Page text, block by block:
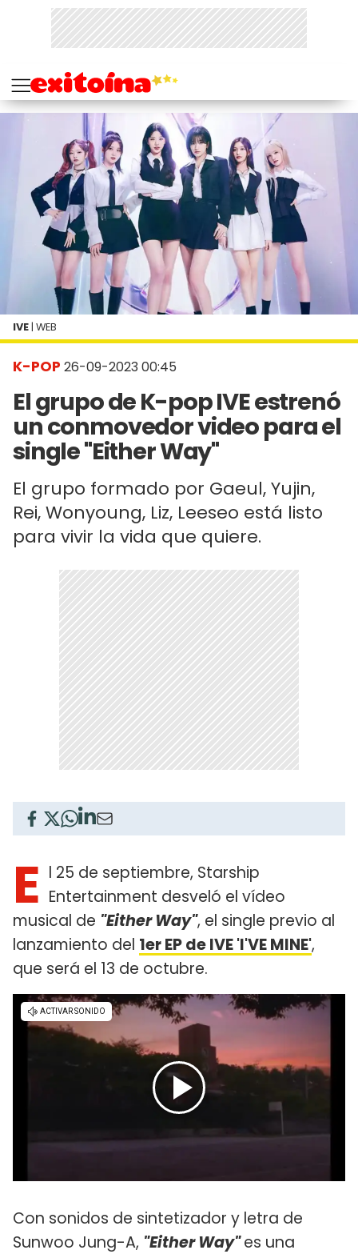
K-POP 26-09-2023 00:45
El grupo de K-pop IVE estrenó
un conmovedor video para el
single "Either Way"
El grupo formado por Gaeul, Yujin,
Rei, Wonyoung, Liz, Leeseo está listo
para vivir la vida que quiere.
IVE | WEB
E l 25 de septiembre, Starship
Entertainment desveló el vídeo
musical de "Either Way", el single previo al
lanzamiento del 1er EP de IVE 'I'VE MINE',
que será el 13 de octubre.
Con sonidos de sintetizador y letra de
Sunwoo Jung-A, "Either Way"es una